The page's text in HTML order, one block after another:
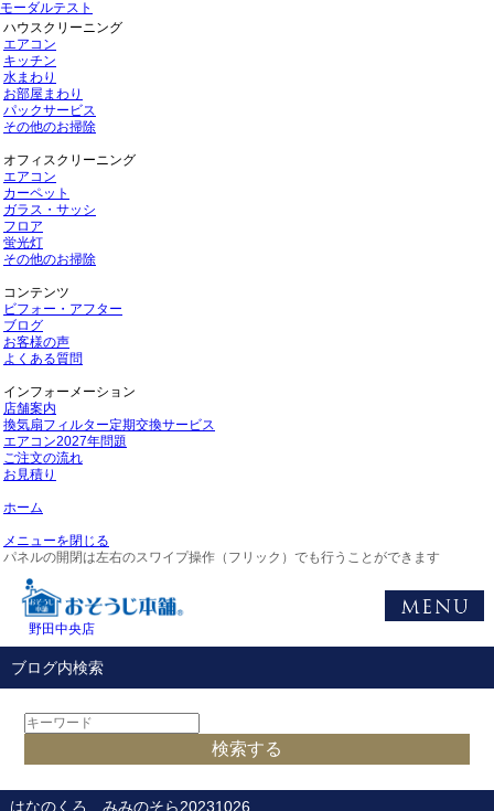
モーダルテスト
ハウスクリーニング
エアコン
キッチン
水まわり
お部屋まわり
パックサービス
その他のお掃除
オフィスクリーニング
エアコン
カーペット
ガラス・サッシ
フロア
蛍光灯
その他のお掃除
コンテンツ
ビフォー・アフター
ブログ
お客様の声
よくある質問
インフォーメーション
店舗案内
換気扇フィルター定期交換サービス
エアコン2027年問題
ご注文の流れ
お見積り
ホーム
メニューを閉じる
パネルの開閉は左右のスワイプ操作（フリック）でも行うことができます
野田中央店
ブログ内検索
はなのくろ、みみのそら20231026